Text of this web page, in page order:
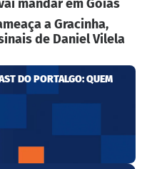
mandar em Goiás
a Gracinha,
de Daniel Vilela
DO PORTALGO: QUEM